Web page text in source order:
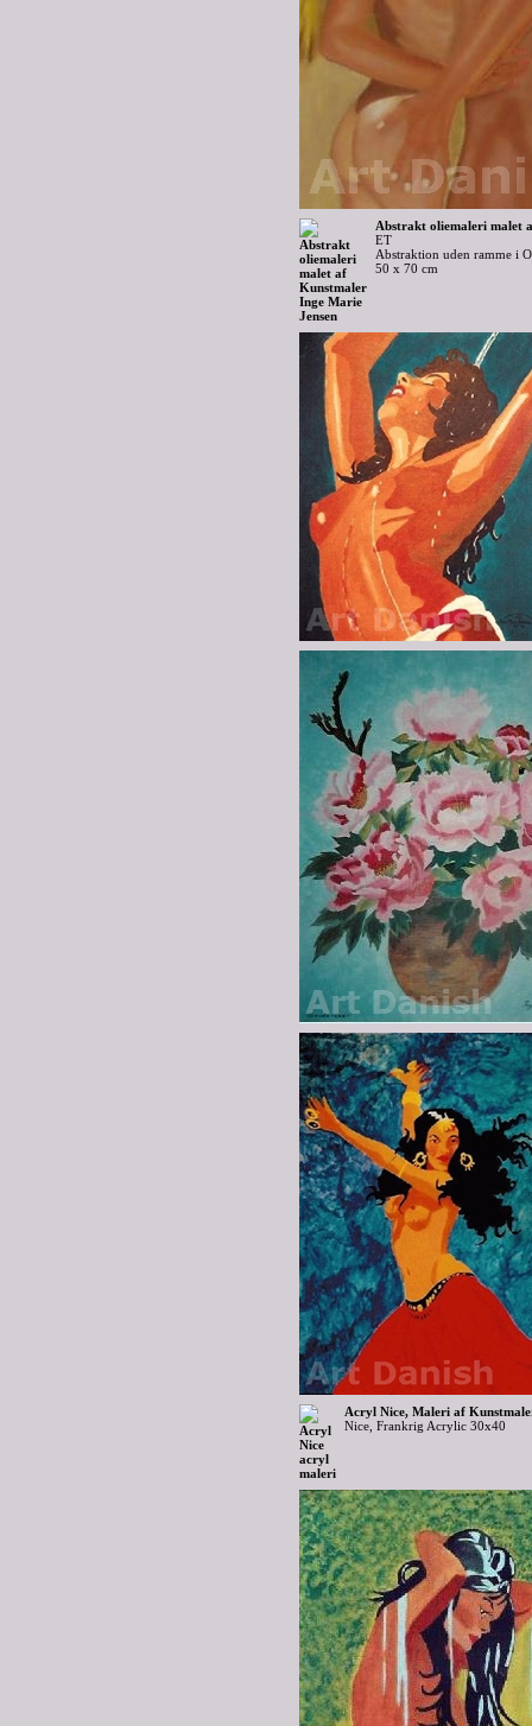
Abstrakt oliemaleri malet
ET
Abstraktion uden ramme i
50 x 70 cm
Acryl Nice, Maleri af
Nice, Frankrig Acrylic 30x40